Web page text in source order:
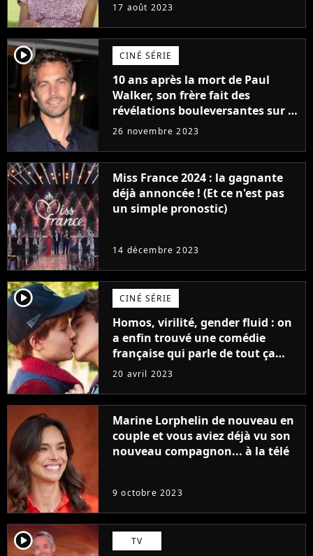
17 août 2023
player2 CINÉ SÉRIE
10 ans après la mort de Paul
Walker, son frère fait des
révélations bouleversantes sur la
réaction des acteurs de Fast and
26 novembre 2023
Miss France 2024 : la gagnante
déjà annoncée ! (Et ce n'est pas
un simple pronostic)
14 décembre 2023
player2 CINÉ SÉRIE
Homos, virilité, gender fluid : on
a enfin trouvé une comédie
française qui parle de tout ça
sans être super ringarde
20 avril 2023
Marine Lorphelin de nouveau en
couple et vous aviez déjà vu son
nouveau compagnon... à la télé
9 octobre 2023
player2 TV